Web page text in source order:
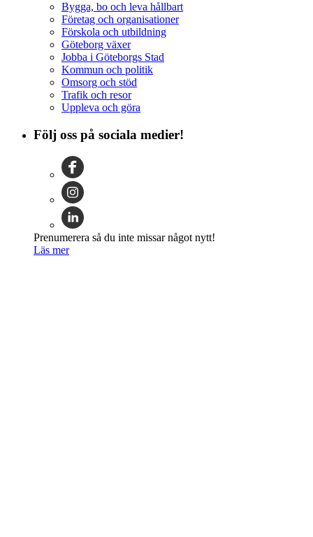
Bygga, bo och leva hållbart
Företag och organisationer
Förskola och utbildning
Göteborg växer
Jobba i Göteborgs Stad
Kommun och politik
Omsorg och stöd
Trafik och resor
Uppleva och göra
Följ oss på sociala medier!
Prenumerera så du inte missar något nytt!
Läs mer